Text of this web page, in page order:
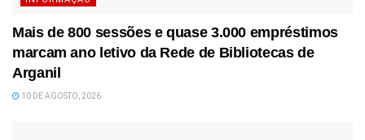
Mais de 800 sessões e quase 3.000 empréstimos
marcam ano letivo da Rede de Bibliotecas de
Arganil
10 DE AGOSTO, 2026